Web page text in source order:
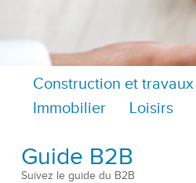
Construction et travaux
Immobilier
Loisirs
Guide B2B
Suivez le guide du B2B